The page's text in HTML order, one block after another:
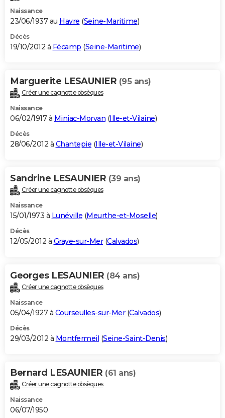
Naissance
23/06/1937 au Havre (Seine-Maritime)
Décès
19/10/2012 à Fécamp (Seine-Maritime)
Marguerite LESAUNIER (95 ans)
Créer une cagnotte obsèques
Naissance
06/02/1917 à Miniac-Morvan (Ille-et-Vilaine)
Décès
28/06/2012 à Chantepie (Ille-et-Vilaine)
Sandrine LESAUNIER (39 ans)
Créer une cagnotte obsèques
Naissance
15/01/1973 à Lunéville (Meurthe-et-Moselle)
Décès
12/05/2012 à Graye-sur-Mer(Calvados)
Georges LESAUNIER (84 ans)
Créer une cagnotte obsèques
Naissance
05/04/1927 à Courseulles-sur-Mer(Calvados)
Décès
29/03/2012 à Montfermeil (Seine-Saint-Denis)
Bernard LESAUNIER (61 ans)
Créer une cagnotte obsèques
Naissance
06/07/1950